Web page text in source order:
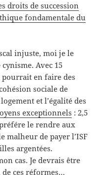
droits de succession
fondamentale du
injuste, moi je le
Avec 15
en faire des
sociale de
et l’égalité des
exceptionnels : 2,5
le rendre aux
malheur de payer l’ISF
argentées.
cas. Je devrais être
ces réformes…